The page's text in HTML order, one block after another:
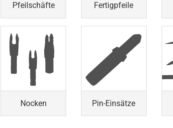
Pfeilschäfte Fertigpfeile
Nocken Pin-Einsätze